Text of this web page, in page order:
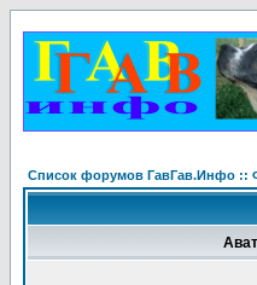
Список форумов ГавГав.Инфо ::